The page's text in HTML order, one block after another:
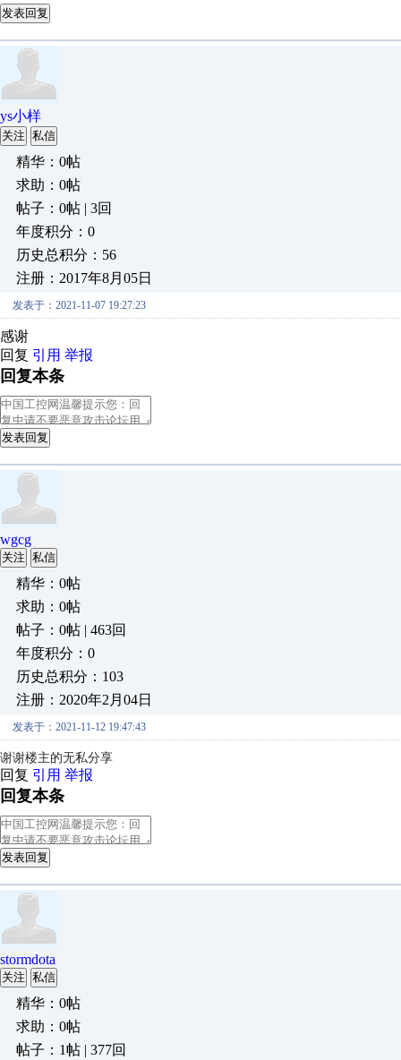
发表回复
ys小样
关注 私信
精华：0帖
求助：0帖
帖子：0帖 | 3回
年度积分：0
历史总积分：56
注册：2017年8月05日
发表于：2021-11-07 19:27:23
感谢
回复 引用 举报
回复本条
发表回复
wgcg
关注 私信
精华：0帖
求助：0帖
帖子：0帖 | 463回
年度积分：0
历史总积分：103
注册：2020年2月04日
发表于：2021-11-12 19:47:43
谢谢楼主的无私分享
回复 引用 举报
回复本条
发表回复
stormdota
关注 私信
精华：0帖
求助：0帖
帖子：1帖 | 377回